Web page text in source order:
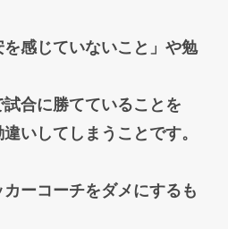
感じていないこと」や勉
合に勝てていることを
いしてしまうことです。
カーコーチをダメにするも